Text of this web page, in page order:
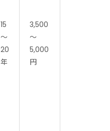
15
～
20
年
3,500
～
5,000
円